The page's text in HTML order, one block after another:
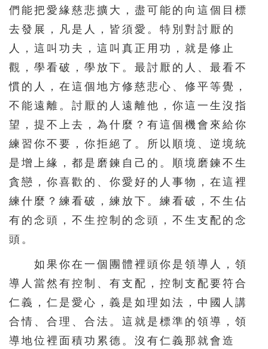
316 317 318 319 320
326 327 328 329 330
331 332 333 334 335
336 337 338 339 340
341 342 343 344 345
351 352 353 354 355
356 357 358 359 360
361 362 363 364 365
371 372 373 374 375
376 377 378 379 380
386 387 388 389 390
們能把愛緣慈悲擴大，盡可能的向這個目標
去發展，凡是人，皆須愛。特別對討厭的
人，這叫功夫，這叫真正用功，就是修止
觀，學看破，學放下。最討厭的人、最看不
慣的人，在這個地方修慈悲心、修平等覺，
不能遠離。討厭的人遠離他，你這一生沒指
望，提不上去，為什麼？有這個機會來給你
練習你不要，你拒絕了。所以順境、逆境統
是增上緣，都是磨鍊自己的。順境磨鍊不生
貪戀，你喜歡的、你愛好的人事物，在這裡
練什麼？練看破，練放下。練看破，不生佔
有的念頭，不生控制的念頭，不生支配的念
頭。
如果你在一個團體裡頭你是領導人，領
導人當然有控制、有支配，控制支配要符合
仁義，仁是愛心，義是如理如法，中國人講
合情、合理、合法。這就是標準的領導，領
導地位裡面積功累德。沒有仁義那就會造